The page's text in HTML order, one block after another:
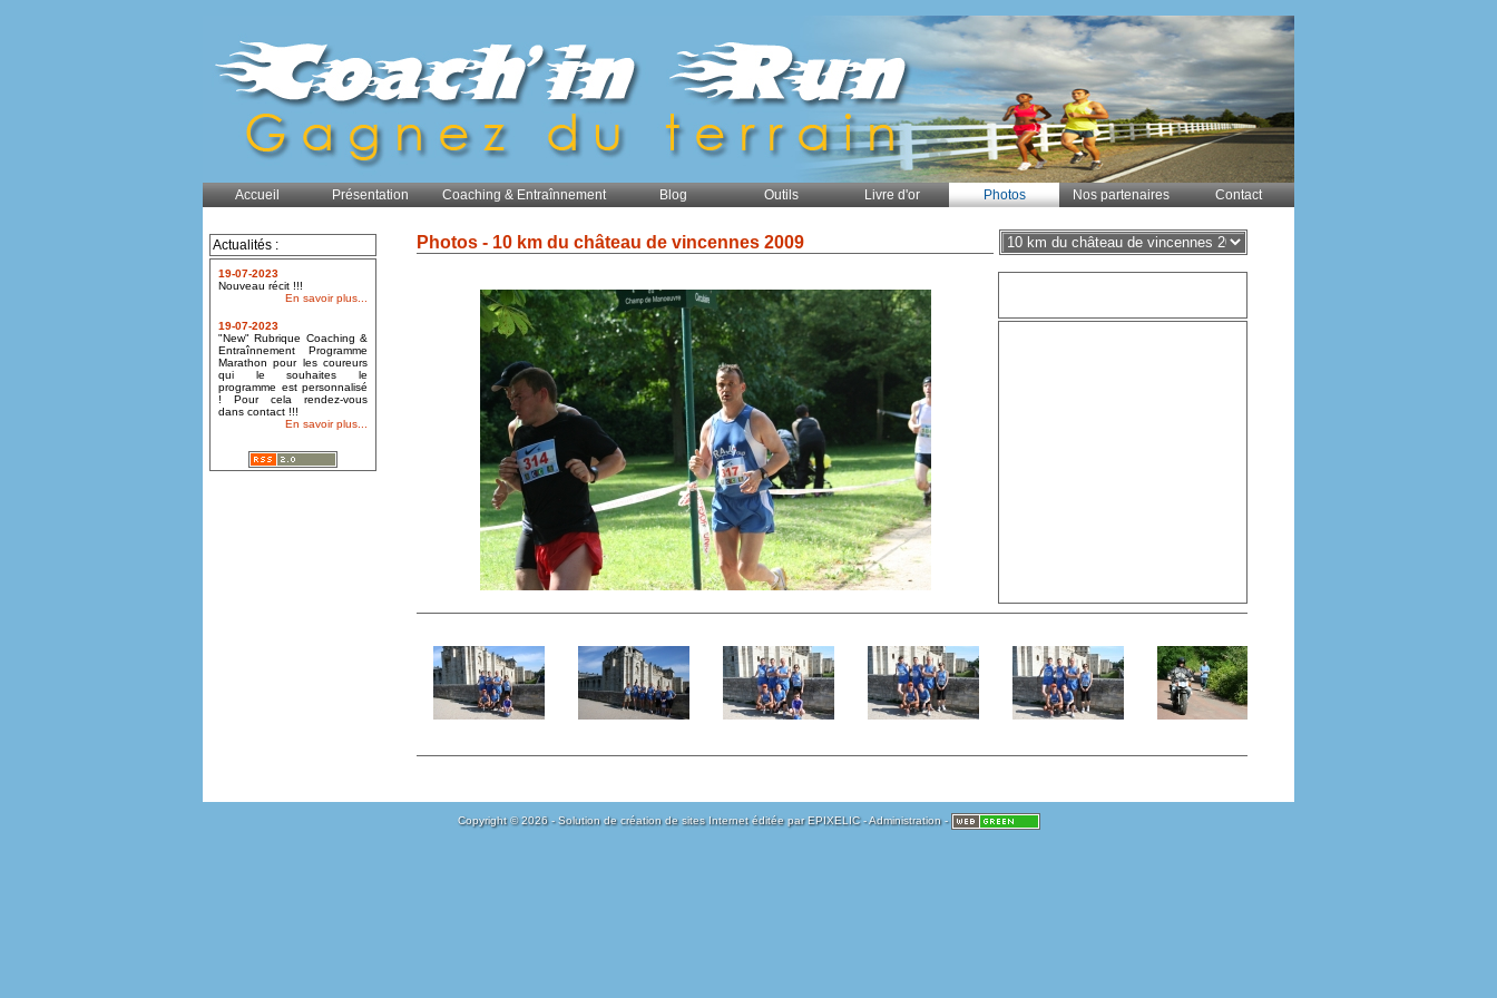
Accueil Présentation Coaching & Entraînnement Blog Outils Livre d'or Photos Nos partenaires Contact
Actualités :
19-07-2023
Nouveau récit !!!
En savoir plus...
19-07-2023
"New" Rubrique Coaching &
Entraînnement Programme
Marathon pour les coureurs
qui le souhaites le
programme est personnalisé
! Pour cela rendez-vous
dans contact !!!
En savoir plus...
Photos - 10 km du château de vincennes 2009
Copyright © 2026 - Solution de création de sites Internet éditée parEPIXELIC-Administration-